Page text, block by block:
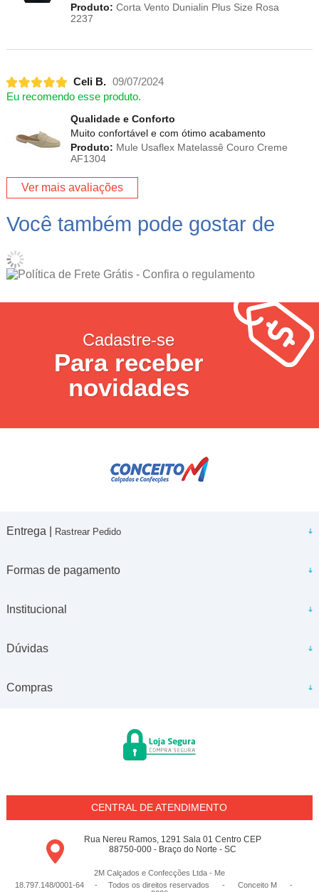
Produto: Corta Vento Dunialin Plus Size Rosa
2237
Celi B. 09/07/2024
Eu recomendo esse produto.
Qualidade e Conforto
Muito confortável e com ótimo acabamento
Produto: Mule Usaflex Matelassê Couro Creme
AF1304
Ver mais avaliações
Você também pode gostar de
Cadastre-se
Para receber
novidades
Entrega | Rastrear Pedido
Formas de pagamento
Institucional
Dúvidas
Compras
CENTRAL DE ATENDIMENTO
Rua Nereu Ramos, 1291 Sala 01 Centro CEP
88750-000 - Braço do Norte - SC
2M Calçados e Confecções Ltda - Me
18.797.148/0001-64 - Todos os direitos reservados
- Conceito M
-